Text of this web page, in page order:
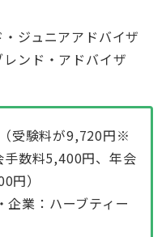
ジュニアアドバイザ
ンド・アドバイザ
受験料が9,720円※
手数料5,400円、年会
円）
企業：ハーブティー